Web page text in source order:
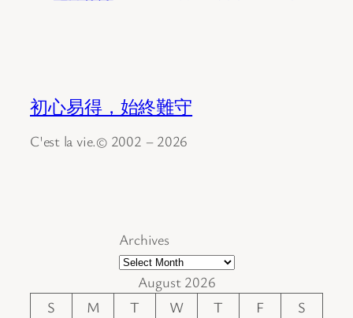
初心易得，始終難守
C'est la vie.© 2002 – 2026
Archives
August 2026
S
M T W T F
S